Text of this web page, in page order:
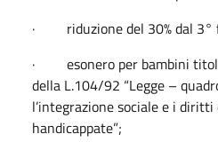
· riduzione del 30% dal 3°
· esonero per bambini
della L.104/92 “Legge –
l’integrazione sociale e i
handicappate”;